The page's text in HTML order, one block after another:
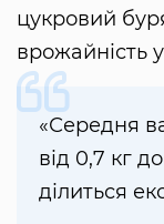
цукровий
врожайність
«Середня
від 0,7 кг
ділиться